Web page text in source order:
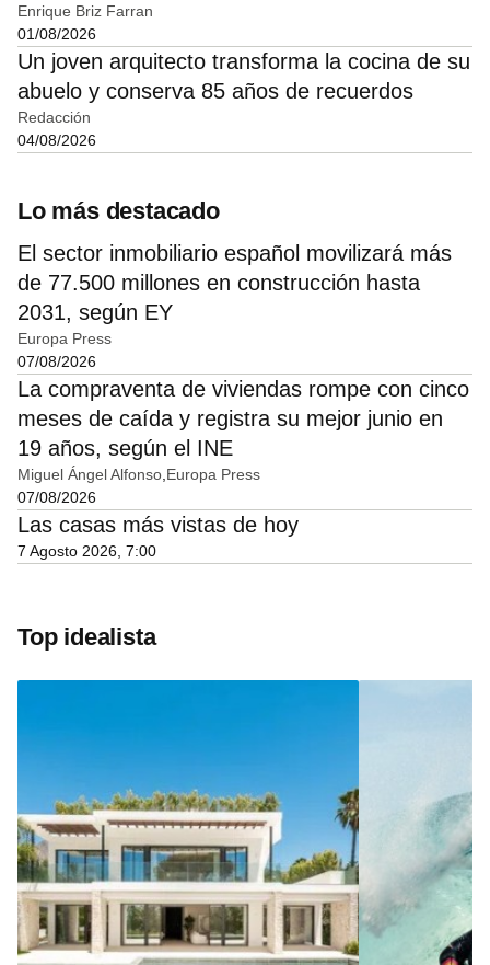
Enrique Briz Farran
01/08/2026
Un joven arquitecto transforma la cocina de su
abuelo y conserva 85 años de recuerdos
Redacción
04/08/2026
Lo más destacado
El sector inmobiliario español movilizará más
de 77.500 millones en construcción hasta
2031, según EY
Europa Press
07/08/2026
La compraventa de viviendas rompe con cinco
meses de caída y registra su mejor junio en
19 años, según el INE
Miguel Ángel Alfonso Europa Press
07/08/2026
Las casas más vistas de hoy
7 Agosto 2026, 7:00
Top idealista